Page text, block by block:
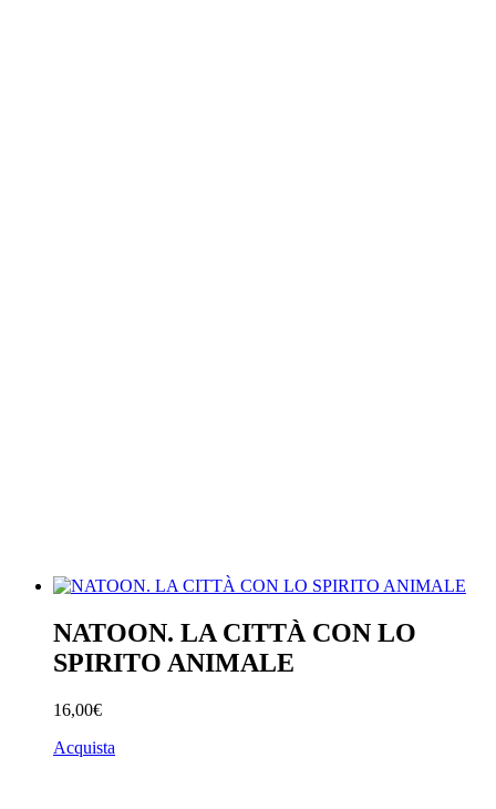
NATOON. LA CITTÀ CON LO
SPIRITO ANIMALE
16,00€
Acquista